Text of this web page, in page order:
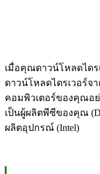
เมื่อคุณดาวน์โหลดได
ดาวน์โหลดไดรเวอร์จ
คอมพิวเตอร์ของคุณอ
เป็นผู้ผลิตพีซีของคุณ
ผลิตอุปกรณ์ (Intel)